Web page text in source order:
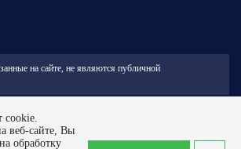
на сайте, не являются публичной
© 2014 - 2026. Flexapipe
cookie.
веб-сайте, Вы
обработку